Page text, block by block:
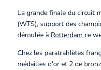
La grande finale du circuit
(WTS), support des
déroulée à Rotterdamce
Chez les paratrahlètes
médailles d'or et 2 de